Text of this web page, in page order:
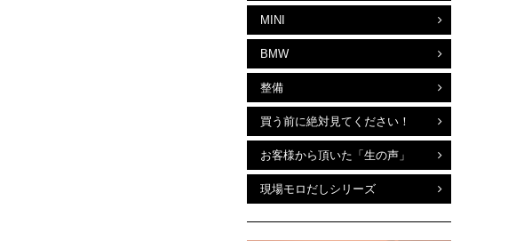
MINI
BMW
整備
買う前に絶対見てください！
お客様から頂いた「生の声」
現場モロだしシリーズ